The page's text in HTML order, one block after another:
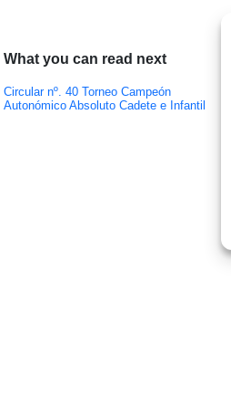
What you can read next
Circular nº. 40 Torneo Campeón
Autonómico Absoluto Cadete e Infantil